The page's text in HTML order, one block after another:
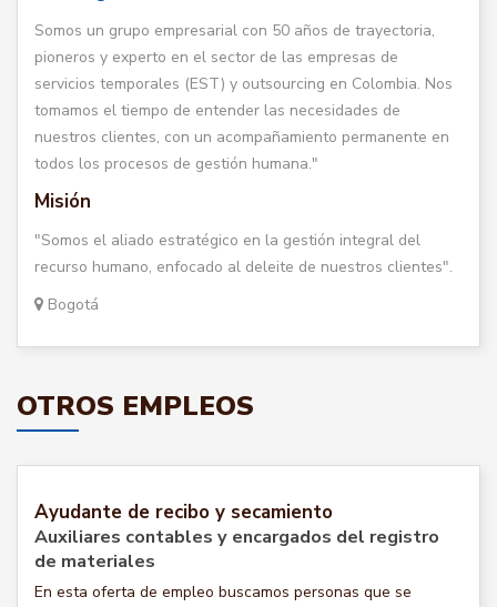
Somos un grupo empresarial con 50 años de trayectoria,
pioneros y experto en el sector de las empresas de
servicios temporales (EST) y outsourcing en Colombia. Nos
tomamos el tiempo de entender las necesidades de
nuestros clientes, con un acompañamiento permanente en
todos los procesos de gestión humana."
Misión
"Somos el aliado estratégico en la gestión integral del
recurso humano, enfocado al deleite de nuestros clientes".
Bogotá
OTROS EMPLEOS
Ayudante de recibo y secamiento
Auxiliares contables y encargados del registro
de materiales
En esta oferta de empleo buscamos personas que se